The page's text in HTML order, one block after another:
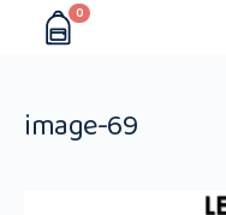
0
image-69